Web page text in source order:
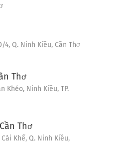
4, Q. Ninh Kiều, Cần Thơ
Thơ
Khéo, Ninh Kiều, TP.
Thơ
Cái Khế, Q. Ninh Kiều,